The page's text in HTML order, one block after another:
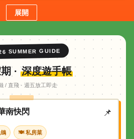
展開
SUMMER GUIDE
· 深度遊手帳
/ 直飛 · 週五放工即走
南快閃 📌
🍽 私房菜